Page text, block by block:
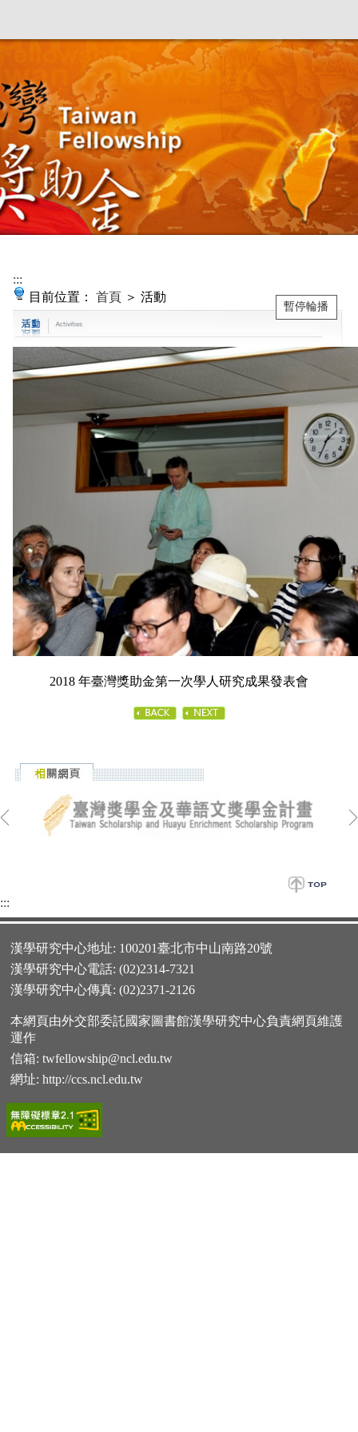
:::
目前位置： 首頁 ＞ 活動
2018 年臺灣獎助金第一次學人研究成果發表會
暫停輪播
:::
漢學研究中心地址: 100201臺北市中山南路20號
漢學研究中心電話: (02)2314-7321
漢學研究中心傳真: (02)2371-2126
本網頁由外交部委託國家圖書館漢學研究中心負責網頁維護
運作
信箱: twfellowship@ncl.edu.tw
網址: http://ccs.ncl.edu.tw